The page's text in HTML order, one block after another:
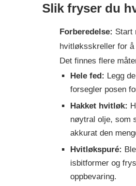
Slik fryser du
Forberedelse: Start
hvitløksskreller for å
Det finnes flere
Hele fed: Legg
forsegler posen
Hakket hvitløk:
nøytral olje, som
akkurat den
Hvitløkspuré:
isbitformer og
oppbevaring.